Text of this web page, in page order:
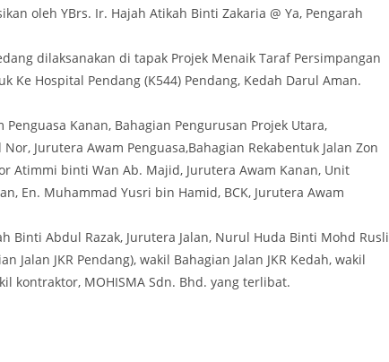
oleh YBrs. Ir. Hajah Atikah Binti Zakaria @ Ya, Pengarah
dilaksanakan di tapak Projek Menaik Taraf Persimpangan
Ke Hospital Pendang (K544) Pendang, Kedah Darul Aman.
Kanan, Bahagian Pengurusan Projek Utara,
Jurutera Awam Penguasa,Bahagian Rekabentuk Jalan Zon
Atimmi binti Wan Ab. Majid, Jurutera Awam Kanan, Unit
En. Muhammad Yusri bin Hamid, BCK, Jurutera Awam
Binti Abdul Razak, Jurutera Jalan, Nurul Huda Binti Mohd Rusli
Jalan JKR Pendang), wakil Bahagian Jalan JKR Kedah, wakil
kontraktor, MOHISMA Sdn. Bhd. yang terlibat.